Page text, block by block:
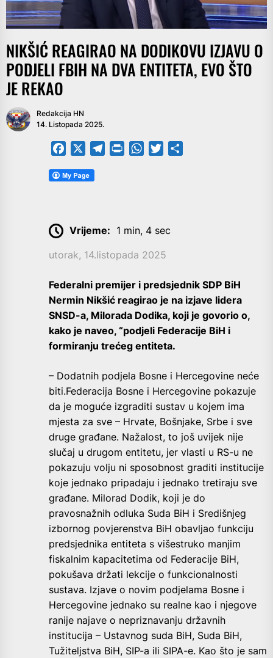
NIKŠIĆ REAGIRAO NA DODIKOVU IZJAVU O
PODJELI FBIH NA DVA ENTITETA, EVO ŠTO
JE REKAO
Redakcija HN
14. Listopada 2025.
Facebook TelegramPrintFriendly
WhatsApp
Twitter
Vrijeme: 1 min, 4 sec
utorak, 14.listopada 2025
Federalni premijer i predsjednik SDP BiH
Nermin Nikšić reagirao je na izjave lidera
SNSD-a, Milorada Dodika, koji je govorio o,
kako je naveo, “podjeli Federacije BiH i
formiranju trećeg entiteta.
– Dodatnih podjela Bosne i Hercegovine neće
biti.Federacija Bosne i Hercegovine pokazuje
da je moguće izgraditi sustav u kojem ima
mjesta za sve – Hrvate, Bošnjake, Srbe i sve
druge građane. Nažalost, to još uvijek nije
slučaj u drugom entitetu, jer vlasti u RS-u ne
pokazuju volju ni sposobnost graditi institucije
koje jednako pripadaju i jednako tretiraju sve
građane. Milorad Dodik, koji je do
pravosnažnih odluka Suda BiH i Središnjeg
izbornog povjerenstva BiH obavljao funkciju
predsjednika entiteta s višestruko manjim
fiskalnim kapacitetima od Federacije BiH,
pokušava držati lekcije o funkcionalnosti
sustava. Izjave o novim podjelama Bosne i
Hercegovine jednako su realne kao i njegove
ranije najave o nepriznavanju državnih
institucija – Ustavnog suda BiH, Suda BiH,
Tužiteljstva BiH, SIP-a ili SIPA-e. Kao što je sam